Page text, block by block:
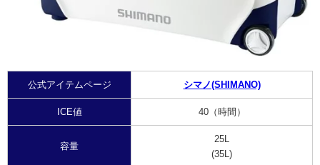
公式アイテムページ シマノ(SHIMANO)
ICE値 40（時間）
容量
25L
(35L)